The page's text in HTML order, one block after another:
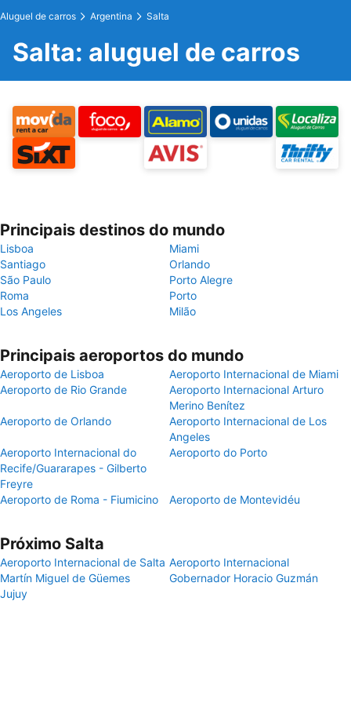
Aluguel de carros Argentina Salta
Salta: aluguel de carros
Principais destinos do mundo
Lisboa
Miami
Santiago
Orlando
São Paulo
Porto Alegre
Roma
Porto
Los Angeles
Milão
Principais aeroportos do mundo
Aeroporto de Lisboa
Aeroporto Internacional de Miami
Aeroporto de Rio Grande
Aeroporto Internacional Arturo
Merino Benítez
Aeroporto de Orlando
Aeroporto Internacional de Los
Angeles
Aeroporto Internacional do
Recife/Guararapes - Gilberto
Freyre
Aeroporto do Porto
Aeroporto de Roma - Fiumicino Aeroporto de Montevidéu
Próximo Salta
Aeroporto Internacional de Salta
Martín Miguel de Güemes
Aeroporto Internacional
Gobernador Horacio Guzmán
Jujuy